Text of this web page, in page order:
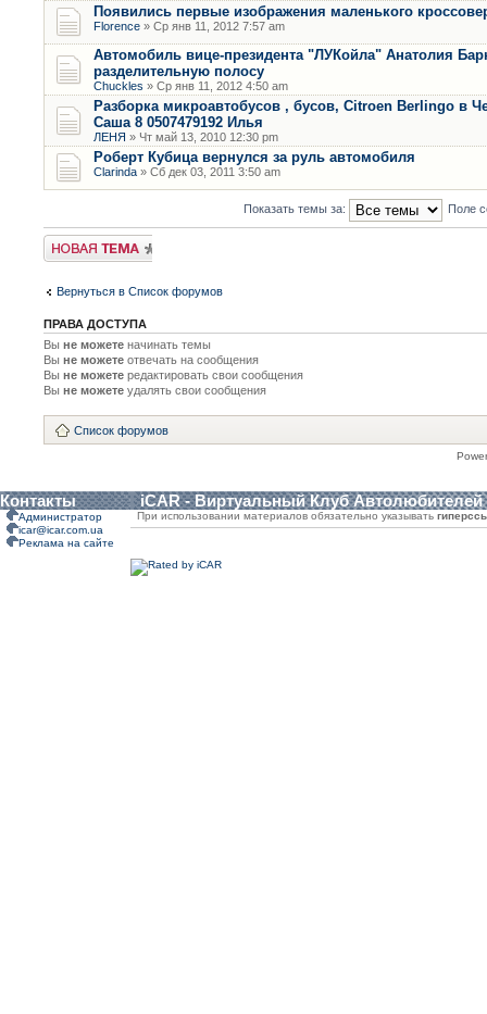
Появились первые изображения маленького
Florence » Ср янв 11, 2012 7:57 am
Автомобиль вице-президента "ЛУКойла" Анатолия
разделительную полосу
Chuckles » Ср янв 11, 2012 4:50 am
Разборка микроавтобусов , бусов, Citroen Berlingo в
Саша 8 0507479192 Илья
ЛЕНЯ » Чт май 13, 2010 12:30 pm
Роберт Кубица вернулся за руль автомобиля
Clarinda » Сб дек 03, 2011 3:50 am
Показать темы за: Поле
Новая тема
Вернуться в Список форумов
ПРАВА ДОСТУПА
Вы не можете начинать темы
Вы не можете отвечать на сообщения
Вы не можете редактировать свои сообщения
Вы не можете удалять свои сообщения
Список форумов
Контакты iCAR - Виртуальный Клуб Автолюбителей
Администратор
icar@icar.com.ua
Реклама на сайте
При использовании материалов обязательно указывать